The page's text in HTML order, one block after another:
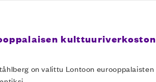
kulttuuriverkoston
on valittu Lontoon eurooppalaisten